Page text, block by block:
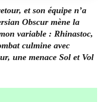
et son équipe n’a
Obscur mène la
variable : Rhinastoc,
culmine avec
une menace Sol et Vol